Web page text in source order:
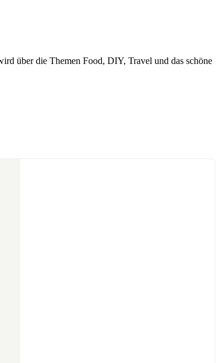
über die Themen Food, DIY, Travel und das schöne